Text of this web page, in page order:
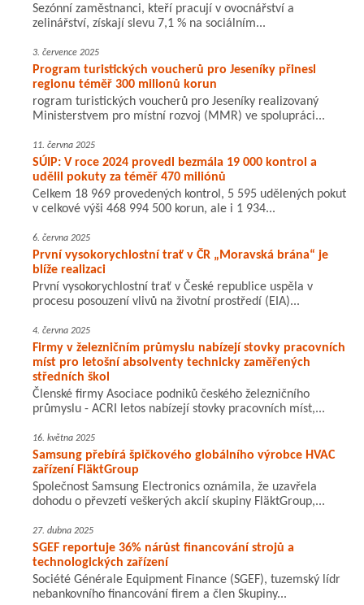
Sezónní zaměstnanci, kteří pracují v ovocnářství a
zelinářství, získají slevu 7,1 % na sociálním...
3. července 2025
Program turistických voucherů pro Jeseníky přinesl
regionu téměř 300 milionů korun
rogram turistických voucherů pro Jeseníky realizovaný
Ministerstvem pro místní rozvoj (MMR) ve spolupráci...
11. června 2025
SÚIP: V roce 2024 provedl bezmála 19 000 kontrol a
udělil pokuty za téměř 470 miliónů
Celkem 18 969 provedených kontrol, 5 595 udělených pokut
v celkové výši 468 994 500 korun, ale i 1 934...
6. června 2025
První vysokorychlostní trať v ČR „Moravská brána“ je
blíže realizaci
První vysokorychlostní trať v České republice uspěla v
procesu posouzení vlivů na životní prostředí (EIA)...
4. června 2025
Firmy v železničním průmyslu nabízejí stovky pracovních
míst pro letošní absolventy technicky zaměřených
středních škol
Členské firmy Asociace podniků českého železničního
průmyslu - ACRI letos nabízejí stovky pracovních míst,...
16. května 2025
Samsung přebírá špičkového globálního výrobce HVAC
zařízení FläktGroup
Společnost Samsung Electronics oznámila, že uzavřela
dohodu o převzetí veškerých akcií skupiny FläktGroup,...
27. dubna 2025
SGEF reportuje 36% nárůst financování strojů a
technologických zařízení
Société Générale Equipment Finance (SGEF), tuzemský lídr
nebankovního financování firem a člen Skupiny...